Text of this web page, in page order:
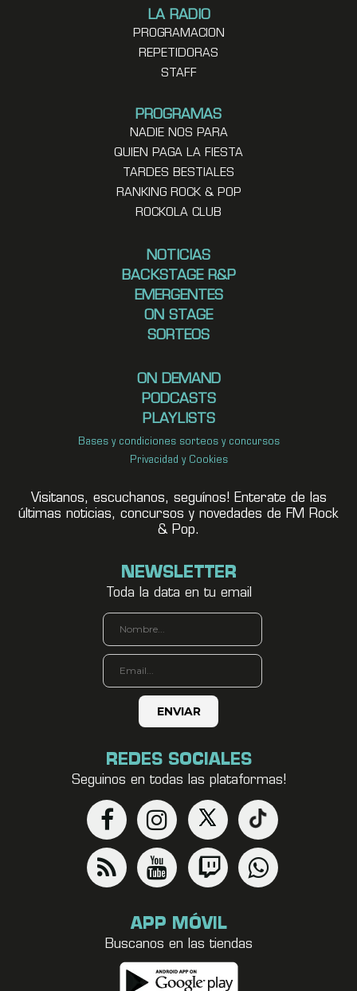
LA RADIO
PROGRAMACION
REPETIDORAS
STAFF
PROGRAMAS
NADIE NOS PARA
QUIEN PAGA LA FIESTA
TARDES BESTIALES
RANKING ROCK & POP
ROCKOLA CLUB
NOTICIAS
BACKSTAGE R&P
EMERGENTES
ON STAGE
SORTEOS
ON DEMAND
PODCASTS
PLAYLISTS
Bases y condiciones sorteos y concursos
Privacidad y Cookies
Visitanos, escuchanos, seguínos! Enterate de las
últimas noticias, concursos y novedades de FM Rock
& Pop.
NEWSLETTER
Toda la data en tu email
REDES SOCIALES
Seguinos en todas las plataformas!
APP MÓVIL
Buscanos en las tiendas